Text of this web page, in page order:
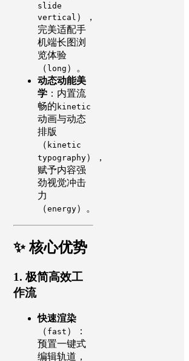
slide
vertical ），
完美适配手
机端长图浏
览体验
（ long ）。
动态动能美
学 ：内置流
畅的 kinetic
动画与动态
排版
（ kinetic
typography），
赋予内容强
劲视觉冲击
力
（energy）。
✨ 核心优势
1.极简高效工
作流
快速渲染
（ fast ）：
预置一键式
编辑轨道，